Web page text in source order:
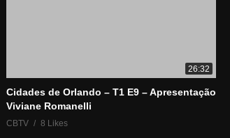
26:32
Cidades de Orlando – T1 E9 – Apresentação
Viviane Romanelli
CBTV 8 Likes